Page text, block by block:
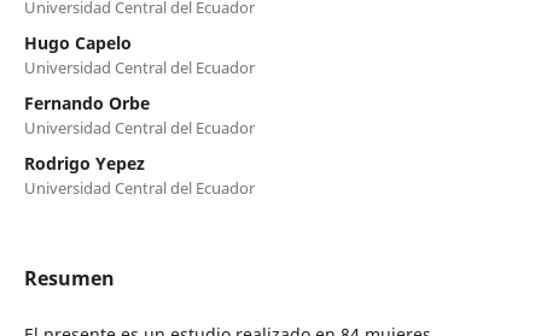
Universidad Central del Ecuador
Hugo Capelo
Universidad Central del Ecuador
Fernando Orbe
Universidad Central del Ecuador
Rodrigo Yepez
Universidad Central del Ecuador
Resumen